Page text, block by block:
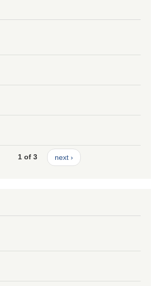
1 of 3 next ›